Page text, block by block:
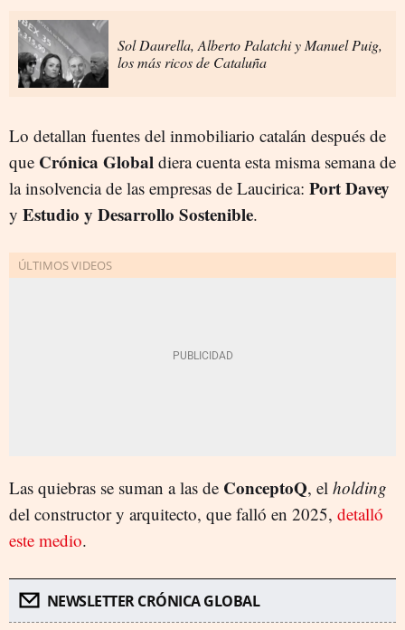
Sol Daurella, Alberto Palatchi y Manuel Puig,
los más ricos de Cataluña
Lo detallan fuentes del inmobiliario catalán después de
que Crónica Global diera cuenta esta misma semana de
la insolvencia de las empresas de Laucirica: Port Davey
y Estudio y Desarrollo Sostenible.
Las quiebras se suman a las de ConceptoQ, el holding
del constructor y arquitecto, que falló en 2025, detalló
este medio.
NEWSLETTER CRÓNICA GLOBAL